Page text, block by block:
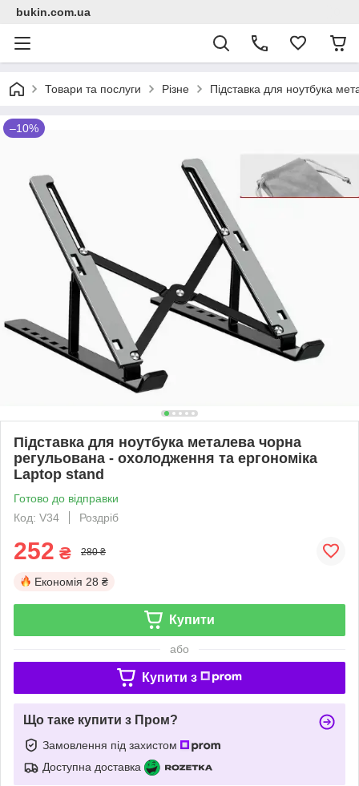
bukin.com.ua
Товари та послуги Різне Підставка для ноутбука
–10%
Підставка для ноутбука металева чорна
регульована - охолодження та ергономіка
Laptop stand
Готово до відправки
Код: V34
Роздріб
252 ₴ 280 ₴
Економія 28 ₴
Купити
або
Купити з
Що таке купити з Пром?
Замовлення під захистом
Доступна доставка